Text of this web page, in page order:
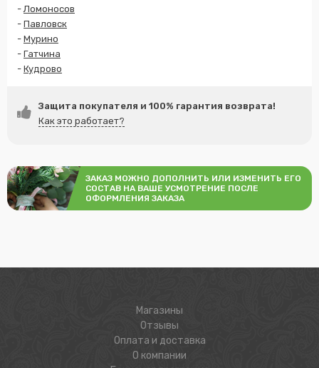
-Ломоносов
Павловск
Мурино
Гатчина
Кудрово
Защита покупателя и 100% гарантия возврата!
Как это работает?
ЗАКАЗ МОЖНО ДОПОЛНИТЬ ИЛИ ИЗМЕНИТЬ ЕГО
СОСТАВ НА ВАШЕ УСМОТРЕНИЕ ПОСЛЕ
ОФОРМЛЕНИЯ ЗАКАЗА
Магазины
Отзывы
Оплата и доставка
О компании